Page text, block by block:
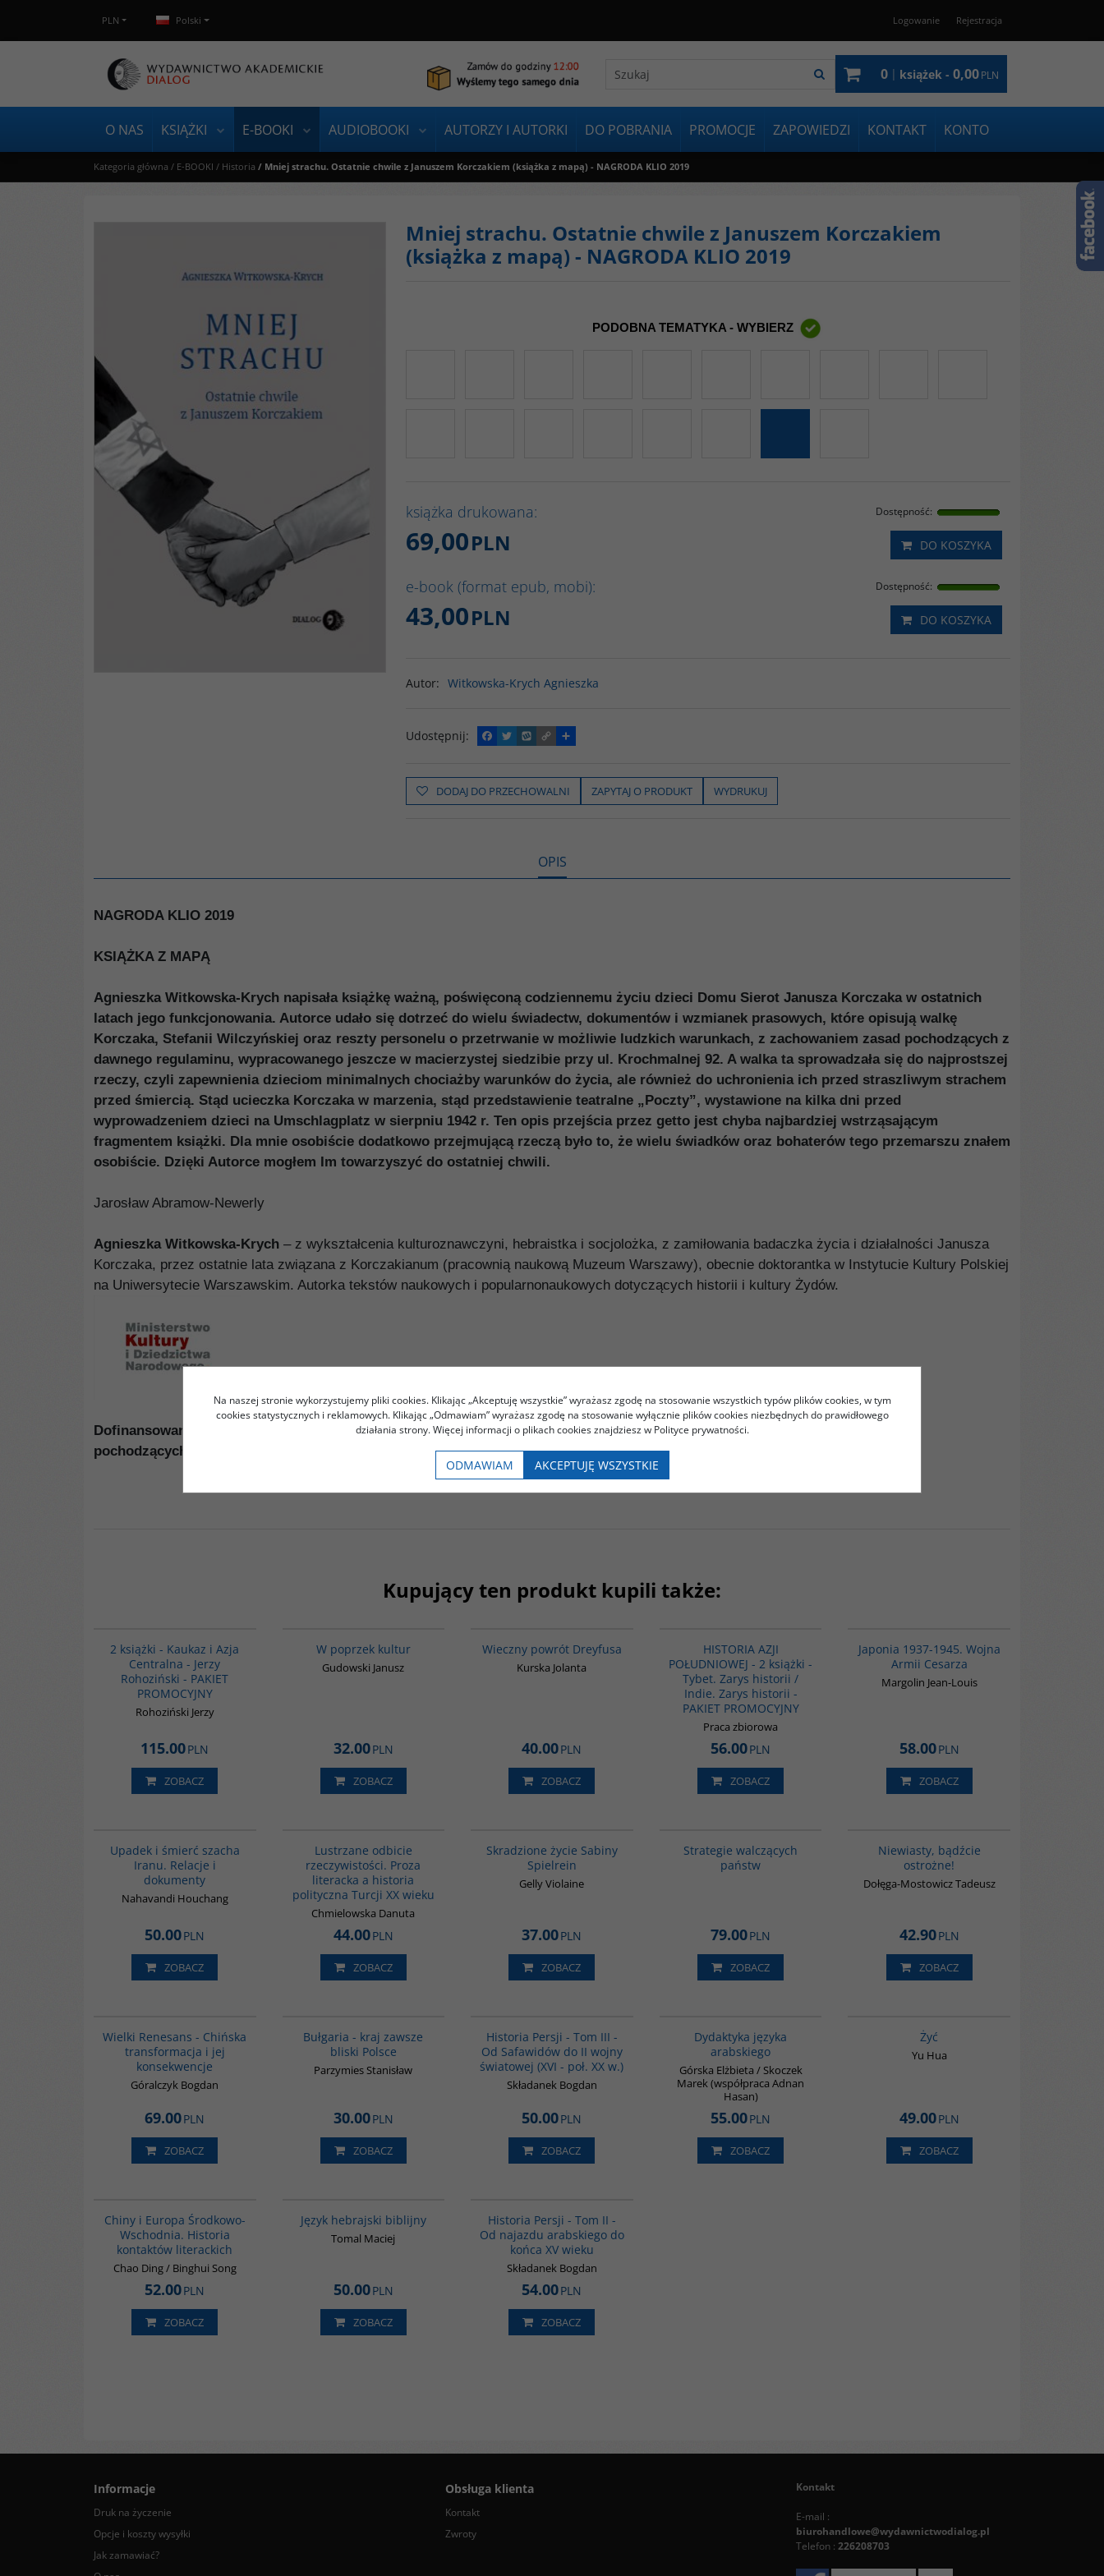
PLN Polski Logowanie Rejestracja
0 | książek - 0,00PLN
O NAS KSIĄŻKI E-BOOKI AUDIOBOOKI AUTORZY I AUTORKI DO POBRANIA PROMOCJE ZAPOWIEDZI KONTAKT KONTO
Kategoria główna / E-BOOKI / Historia / Mniej strachu. Ostatnie chwile z Januszem Korczakiem (książka z mapą) - NAGRODA KLIO 2019
Mniej strachu. Ostatnie chwile z Januszem Korczakiem
(książka z mapą) - NAGRODA KLIO 2019
PODOBNA TEMATYKA - WYBIERZ
książka drukowana: Dostępność:
69,00PLN DO KOSZYKA
e-book (format epub, mobi): Dostępność:
43,00PLN DO KOSZYKA
Autor: Witkowska-Krych Agnieszka
Udostępnij:
F
a
e
b
o
T
w
t
t
e
W
y
o
p
C
o
y
L
i
P
o
z
i
e
ę
DODAJ DO PRZECHOWALNI ZAPYTAJ O PRODUKT WYDRUKUJ
OPIS
NAGRODA KLIO 2019
KSIĄŻKA Z MAPĄ
Agnieszka Witkowska-Krych napisała książkę ważną, poświęconą codziennemu życiu dzieci Domu Sierot Janusza Korczaka w ostatnich
latach jego funkcjonowania. Autorce udało się dotrzeć do wielu świadectw, dokumentów i wzmianek prasowych, które opisują walkę
Korczaka, Stefanii Wilczyńskiej oraz reszty personelu o przetrwanie w możliwie ludzkich warunkach, z zachowaniem zasad pochodzących z
dawnego regulaminu, wypracowanego jeszcze w macierzystej siedzibie przy ul. Krochmalnej 92. A walka ta sprowadzała się do najprostszej
rzeczy, czyli zapewnienia dzieciom minimalnych chociażby warunków do życia, ale również do uchronienia ich przed straszliwym strachem
przed śmiercią. Stąd ucieczka Korczaka w marzenia, stąd przedstawienie teatralne „Poczty”, wystawione na kilka dni przed
wyprowadzeniem dzieci na Umschlagplatz w sierpniu 1942 r. Ten opis przejścia przez getto jest chyba najbardziej wstrząsającym
fragmentem książki. Dla mnie osobiście dodatkowo przejmującą rzeczą było to, że wielu świadków oraz bohaterów tego przemarszu znałem
osobiście. Dzięki Autorce mogłem Im towarzyszyć do ostatniej chwili.
Jarosław Abramow-Newerly
Agnieszka Witkowska-Krych – z wykształcenia kulturoznawczyni, hebraistka i socjolożka, z zamiłowania badaczka życia i działalności Janusza
Korczaka, przez ostatnie lata związana z Korczakianum (pracownią naukową Muzeum Warszawy), obecnie doktorantka w Instytucie Kultury Polskiej
na Uniwersytecie Warszawskim. Autorka tekstów naukowych i popularnonaukowych dotyczących historii i kultury Żydów.
Dofinansowano ze środków Ministra Kultury i Dziedzictwa Narodowego
pochodzących z Funduszu Promocji Kultury.
Kupujący ten produkt kupili także:
2 książki - Kaukaz i Azja
Centralna - Jerzy
Rohoziński - PAKIET
PROMOCYJNY
Rohoziński Jerzy
115.00PLN
ZOBACZ
W poprzek kultur
Gudowski Janusz
32.00PLN
ZOBACZ
Wieczny powrót Dreyfusa
Kurska Jolanta
40.00PLN
ZOBACZ
HISTORIA AZJI
POŁUDNIOWEJ - 2 książki -
Tybet. Zarys historii /
Indie. Zarys historii -
PAKIET PROMOCYJNY
Praca zbiorowa
56.00PLN
ZOBACZ
Japonia 1937-1945. Wojna
Armii Cesarza
Margolin Jean-Louis
58.00PLN
ZOBACZ
Upadek i śmierć szacha
Iranu. Relacje i
dokumenty
Nahavandi Houchang
50.00PLN
ZOBACZ
Lustrzane odbicie
rzeczywistości. Proza
literacka a historia
polityczna Turcji XX wieku
Chmielowska Danuta
44.00PLN
ZOBACZ
Skradzione życie Sabiny
Spielrein
Gelly Violaine
37.00PLN
ZOBACZ
Strategie walczących
państw
79.00PLN
ZOBACZ
Niewiasty, bądźcie
ostrożne!
Dołęga-Mostowicz Tadeusz
42.90PLN
ZOBACZ
Wielki Renesans - Chińska
transformacja i jej
konsekwencje
Góralczyk Bogdan
69.00PLN
ZOBACZ
Bułgaria - kraj zawsze
bliski Polsce
Parzymies Stanisław
30.00PLN
ZOBACZ
Historia Persji - Tom III -
Od Safawidów do II wojny
światowej (XVI - poł. XX w.)
Składanek Bogdan
50.00PLN
ZOBACZ
Dydaktyka języka
arabskiego
Górska Elżbieta / Skoczek
Marek (współpraca Adnan
Hasan)
55.00PLN
ZOBACZ
Żyć
Yu Hua
49.00PLN
ZOBACZ
Chiny i Europa Środkowo-
Wschodnia. Historia
kontaktów literackich
Chao Ding / Binghui Song
52.00PLN
ZOBACZ
Język hebrajski biblijny
Tomal Maciej
50.00PLN
ZOBACZ
Historia Persji - Tom II -
Od najazdu arabskiego do
końca XV wieku
Składanek Bogdan
54.00PLN
ZOBACZ
Informacje
Druk na życzenie
Opcje i koszty wysyłki
Jak zamawiać?
Obsługa klienta
Kontakt
Zwroty
Kontakt
E-mail :
biurohandlowe@wydawnictwodialog.pl
Telefon : 226208703
Na naszej stronie wykorzystujemy pliki cookies. Klikając „Akceptuję wszystkie” wyrażasz zgodę na stosowanie wszystkich typów plików cookies, w tym
cookies statystycznych i reklamowych. Klikając „Odmawiam” wyrażasz zgodę na stosowanie wyłącznie plików cookies niezbędnych do prawidłowego
działania strony. Więcej informacji o plikach cookies znajdziesz w Polityce prywatności.
ODMAWIAM AKCEPTUJĘ WSZYSTKIE